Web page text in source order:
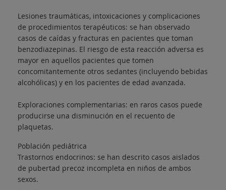
Lesiones traumáticas, intoxicaciones y complicaciones
de procedimientos terapéuticos: se han observado
casos de caídas y fracturas en pacientes que toman
benzodiazepinas. El riesgo de esta reacción adversa es
mayor en aquellos pacientes que tomen
concomitantemente otros sedantes (incluyendo bebidas
alcohólicas) y en los pacientes de edad avanzada.
Exploraciones complementarias: en raros casos puede
producirse una disminución en el recuento de
plaquetas.
Población pediátrica
Trastornos endocrinos: se han descrito casos aislados
de pubertad precoz incompleta en niños de ambos
sexos.